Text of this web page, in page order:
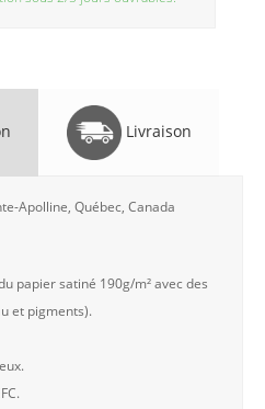
Livraison
Apolline, Québec, Canada
papier satiné 190g/m² avec des
et pigments).